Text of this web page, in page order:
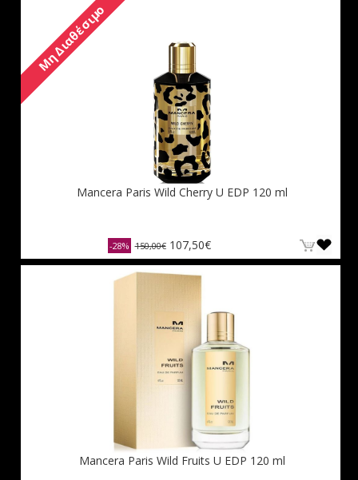
Μη Διαθέσιμο
Mancera Paris Wild Cherry U EDP 120 ml
-28% 150,00€ 107,50€
Mancera Paris Wild Fruits U EDP 120 ml